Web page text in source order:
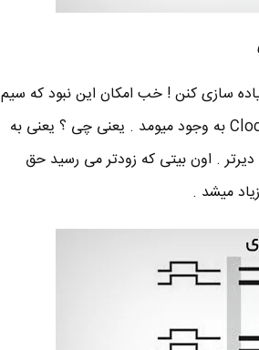
سیم رو روی مادربورد پیاده سازی کنن ! خب امکان این نبود که سیم
ها از نظر طول یکسان طراحی بشن واسه همین مشکلی به نام Clock Skew به وجود میومد . یعنی چی ؟ یعنی به
. اون بیتی که زودتر می رسید حق
میشد .